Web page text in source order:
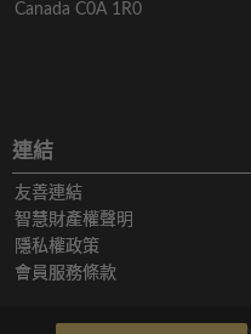
Canada C0A 1R0
連結
友善連結
智慧財產權聲明
隱私權政策
會員服務條款